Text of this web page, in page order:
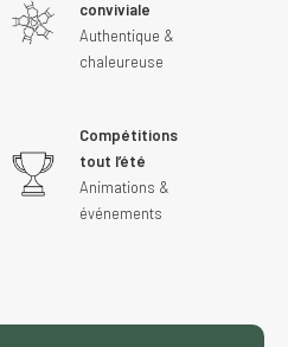
conviviale
Authentique &
chaleureuse
Compétitions
tout l’été
Animations &
événements